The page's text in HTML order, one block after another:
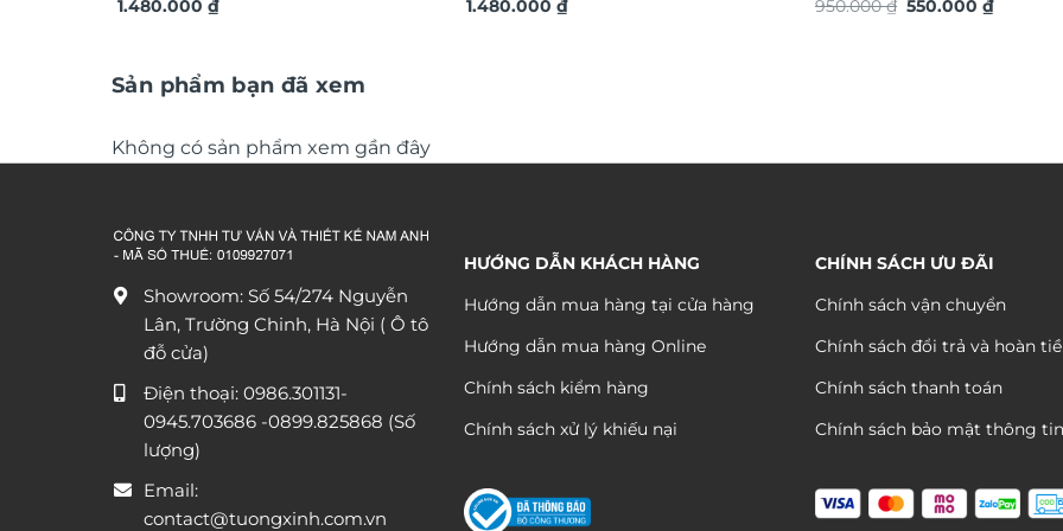
TDV20
1.480.000₫
xuôi gió TDV18
1.480.000₫
TG4925S
950.000₫ Giá
550.000₫Giá
Sản phẩm bạn đã xem
Không có sản phẩm xem gần đây
Showroom: Số 54/274 Nguyễn
Lân, Trường Chinh, Hà Nội ( Ô tô
đỗ cửa)
Điện thoại: 0986.301131-
0945.703686 -0899.825868 (Số
lượng)
Email:
contact@tuongxinh.com.vn
HƯỚNG DẪN KHÁCH HÀNG
Hướng dẫn mua hàng tại cửa hàng
Hướng dẫn mua hàng Online
Chính sách kiểm hàng
Chính sách xử lý khiếu nại
CHÍNH SÁCH ƯU ĐÃI
Chính sách vận chuyển
Chính sách đổi trả và hoàn
Chính sách thanh toán
Chính sách bảo mật thông tin